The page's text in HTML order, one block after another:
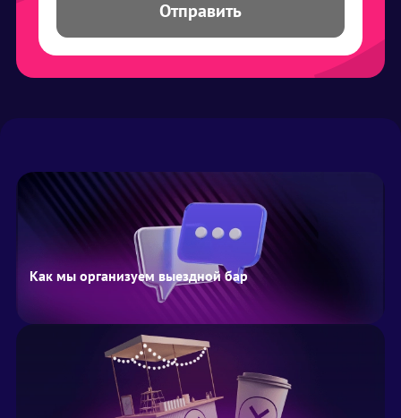
Отправить
Как мы организуем выездной бар